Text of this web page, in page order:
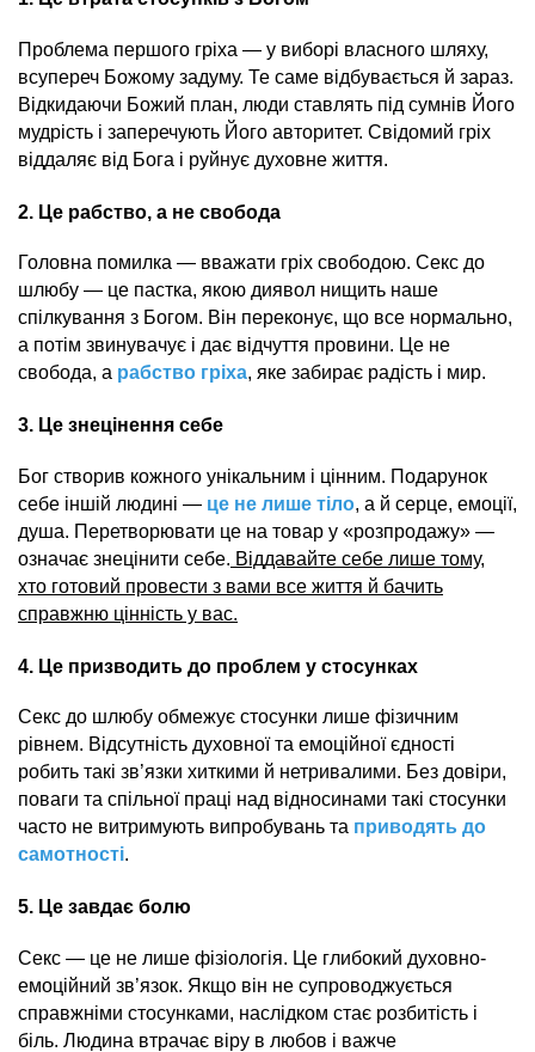
Проблема першого гріха — у виборі власного шляху,
всупереч Божому задуму. Те саме відбувається й зараз.
Відкидаючи Божий план, люди ставлять під сумнів Його
мудрість і заперечують Його авторитет. Свідомий гріх
віддаляє від Бога і руйнує духовне життя.
2. Це рабство, а не свобода
Головна помилка — вважати гріх свободою. Секс до
шлюбу — це пастка, якою диявол нищить наше
спілкування з Богом. Він переконує, що все нормально,
а потім звинувачує і дає відчуття провини. Це не
свобода, а рабство гріха, яке забирає радість і мир.
3. Це знецінення себе
Бог створив кожного унікальним і цінним. Подарунок
себе іншій людині — це не лише тіло, а й серце, емоції,
душа. Перетворювати це на товар у «розпродажу» —
означає знецінити себе. Віддавайте себе лише тому,
хто готовий провести з вами все життя й бачить
справжню цінність у вас.
4. Це призводить до проблем у стосунках
Секс до шлюбу обмежує стосунки лише фізичним
рівнем. Відсутність духовної та емоційної єдності
робить такі зв’язки хиткими й нетривалими. Без довіри,
поваги та спільної праці над відносинами такі стосунки
часто не витримують випробувань та приводять до
самотності.
5. Це завдає болю
Секс — це не лише фізіологія. Це глибокий духовно-
емоційний зв’язок. Якщо він не супроводжується
справжніми стосунками, наслідком стає розбитість і
біль. Людина втрачає віру в любов і важче